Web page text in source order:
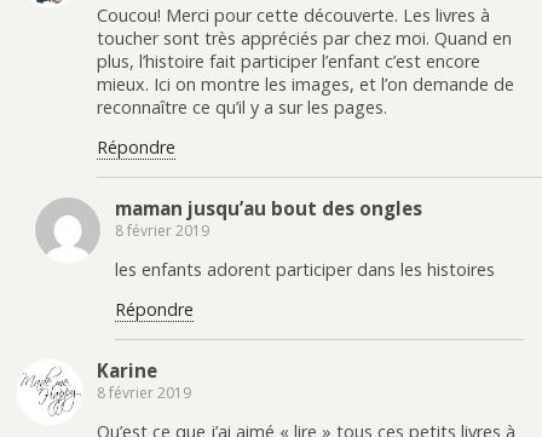
Coucou! Merci pour cette découverte. Les livres à
toucher sont très appréciés par chez moi. Quand en
plus, l’histoire fait participer l’enfant c’est encore
mieux. Ici on montre les images, et l’on demande de
reconnaître ce qu’il y a sur les pages.
Répondre
maman jusqu’au bout des ongles
8 février 2019
les enfants adorent participer dans les histoires
Répondre
Karine
8 février 2019
Qu’est ce que j’ai aimé « lire » tous ces petits livres à